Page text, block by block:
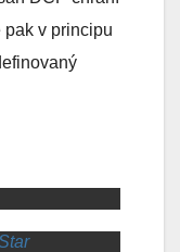
pak v principu